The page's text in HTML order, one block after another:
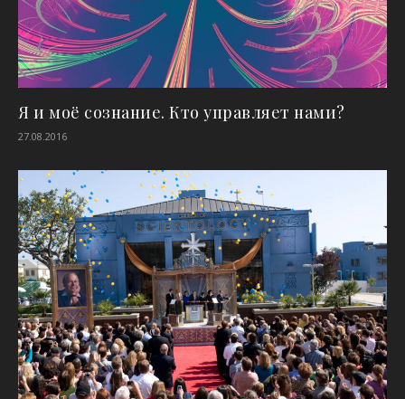
Я и моё сознание. Кто управляет нами?
27.08.2016